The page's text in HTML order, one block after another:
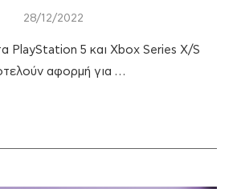
28/12/2022
PlayStation 5 και Xbox Series X/S
αφορμή για …